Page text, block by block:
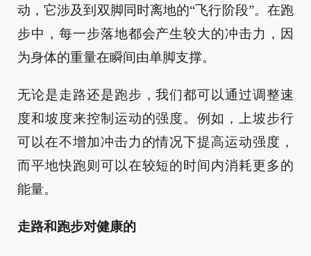
动，它涉及到双脚同时离地的“飞行阶段”。在跑
步中，每一步落地都会产生较大的冲击力，因
为身体的重量在瞬间由单脚支撑。
无论是走路还是跑步，我们都可以通过调整速
度和坡度来控制运动的强度。例如，上坡步行
可以在不增加冲击力的情况下提高运动强度，
而平地快跑则可以在较短的时间内消耗更多的
能量。
走路和跑步对健康的